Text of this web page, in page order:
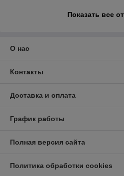
Показать все
О нас
Контакты
Доставка и оплата
График работы
Полная версия сайта
Политика обработки cookies